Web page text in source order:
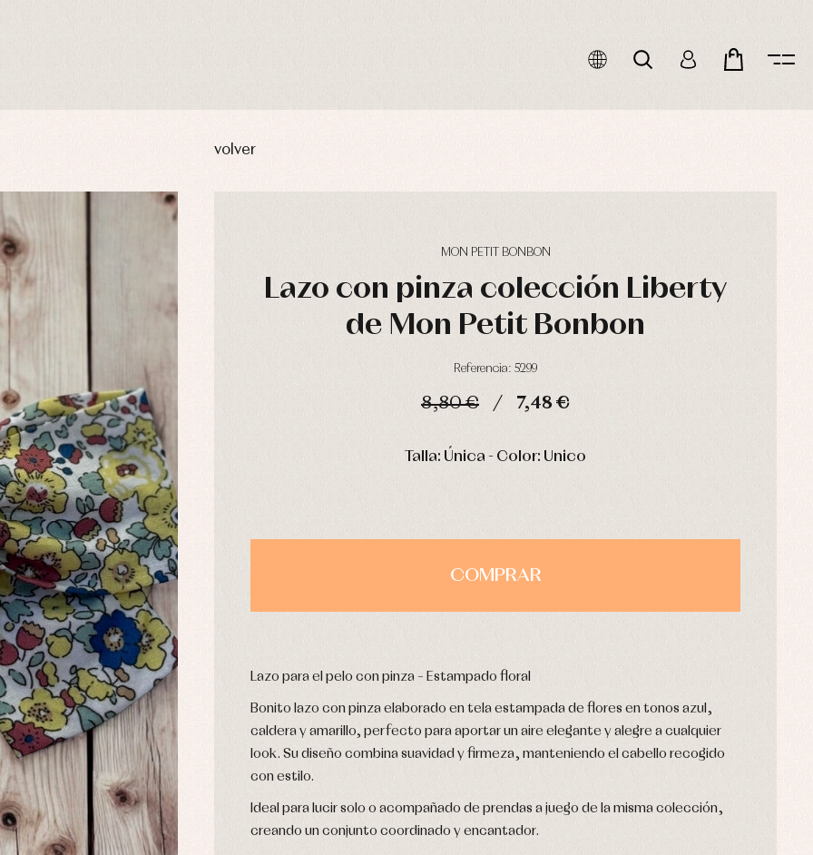
volver
MON PETIT BONBON
Lazo con pinza colección Liberty
de Mon Petit Bonbon
Referencia: 5299
8,80 € 7,48 €
Talla: Única - Color: Unico
COMPRAR
Lazo para el pelo con pinza – Estampado floral
Bonito lazo con pinza elaborado en tela estampada de flores en tonos azul,
caldera y amarillo, perfecto para aportar un aire elegante y alegre a cualquier
look. Su diseño combina suavidad y firmeza, manteniendo el cabello recogido
con estilo.
Ideal para lucir solo o acompañado de prendas a juego de la misma colección,
creando un conjunto coordinado y encantador.
y camisas
y abrigos
y ranitas
interior
y fiesta
y camisas
y jersey
de abrigo
de baño
Camisas
Chaquetas y jerseys
Conjuntos
Pantalones
Peleles y ranitas
Gorros y capotas